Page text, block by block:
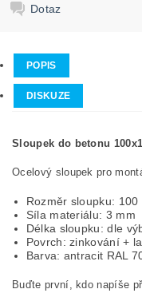
Dotaz
POPIS
DISKUZE
Sloupek do betonu
Ocelový sloupek pro
Rozměr sloupku: 100
Síla materiálu: 3 mm
Délka sloupku: dle
Povrch: zinkování +
Barva: antracit RAL
Buďte první, kdo napíše